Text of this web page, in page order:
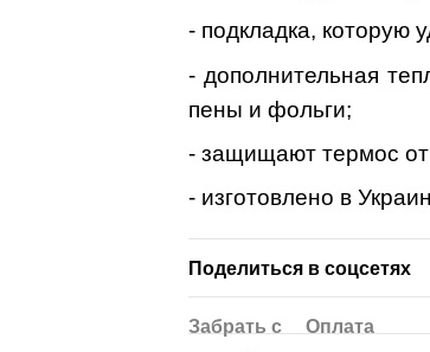
- подкладка, которую
- дополнительная
пены и фольги;
- защищают термос
- изготовлено в
Поделиться в соцсетях
Забрать с
Оплата